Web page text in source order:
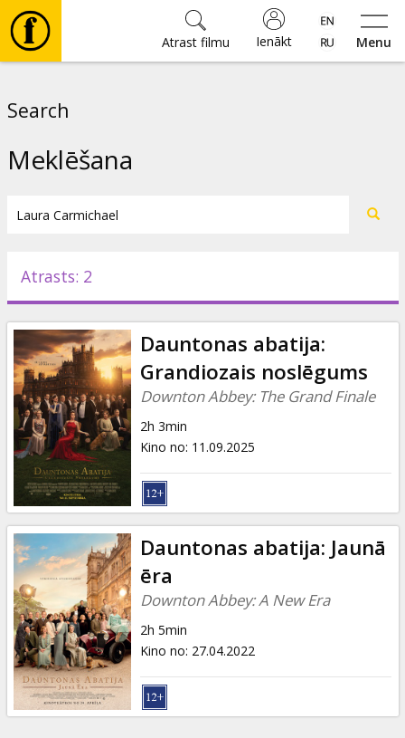
Menu
Ienākt
Atrast filmu
Pasākumi
Ziņas
Dāvanu
kartes
Uzkodas
B2B
Kino
Klubs
Search
Meklēšana
Atrasts: 2
Dauntonas abatija:
Grandiozais noslēgums
Downton Abbey: The Grand Finale
2h 3min
Kino no: 11.09.2025
Dauntonas abatija: Jaunā
ēra
Downton Abbey: A New Era
2h 5min
Kino no: 27.04.2022